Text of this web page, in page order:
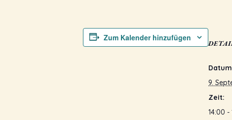
Zum Kalender hinzufügen
9.
Zeit:
14:00 -